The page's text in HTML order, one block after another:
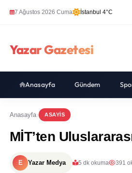
7 Ağustos 2026 Cuma İstanbul 4°C
Yazar Gazetesi
Anasayfa Gündem
Anasayfa ASAYIS
MİT’ten
E Yazar Medya 5 dk okuma 391